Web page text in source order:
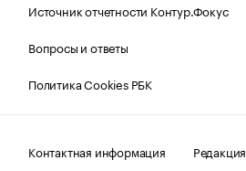
Источник отчетности Контур.Фокус
Вопросы и ответы
Политика Cookies РБК
Контактная информация
Редакция